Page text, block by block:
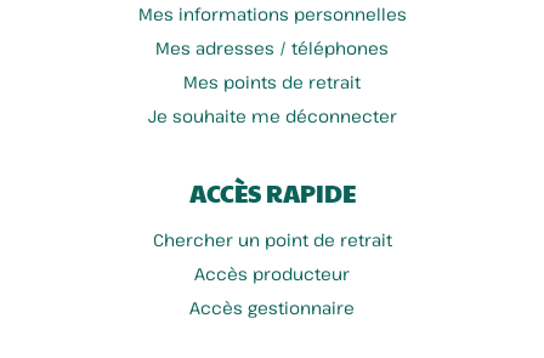
Mes informations personnelles
Mes adresses / téléphones
Mes points de retrait
Je souhaite me déconnecter
ACCÈS RAPIDE
Chercher un point de retrait
Accès producteur
Accès gestionnaire